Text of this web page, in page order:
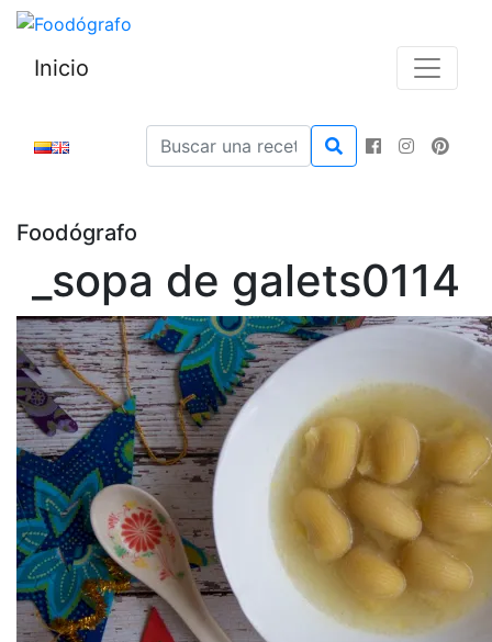
Inicio
Foodógrafo
_sopa de galets0114